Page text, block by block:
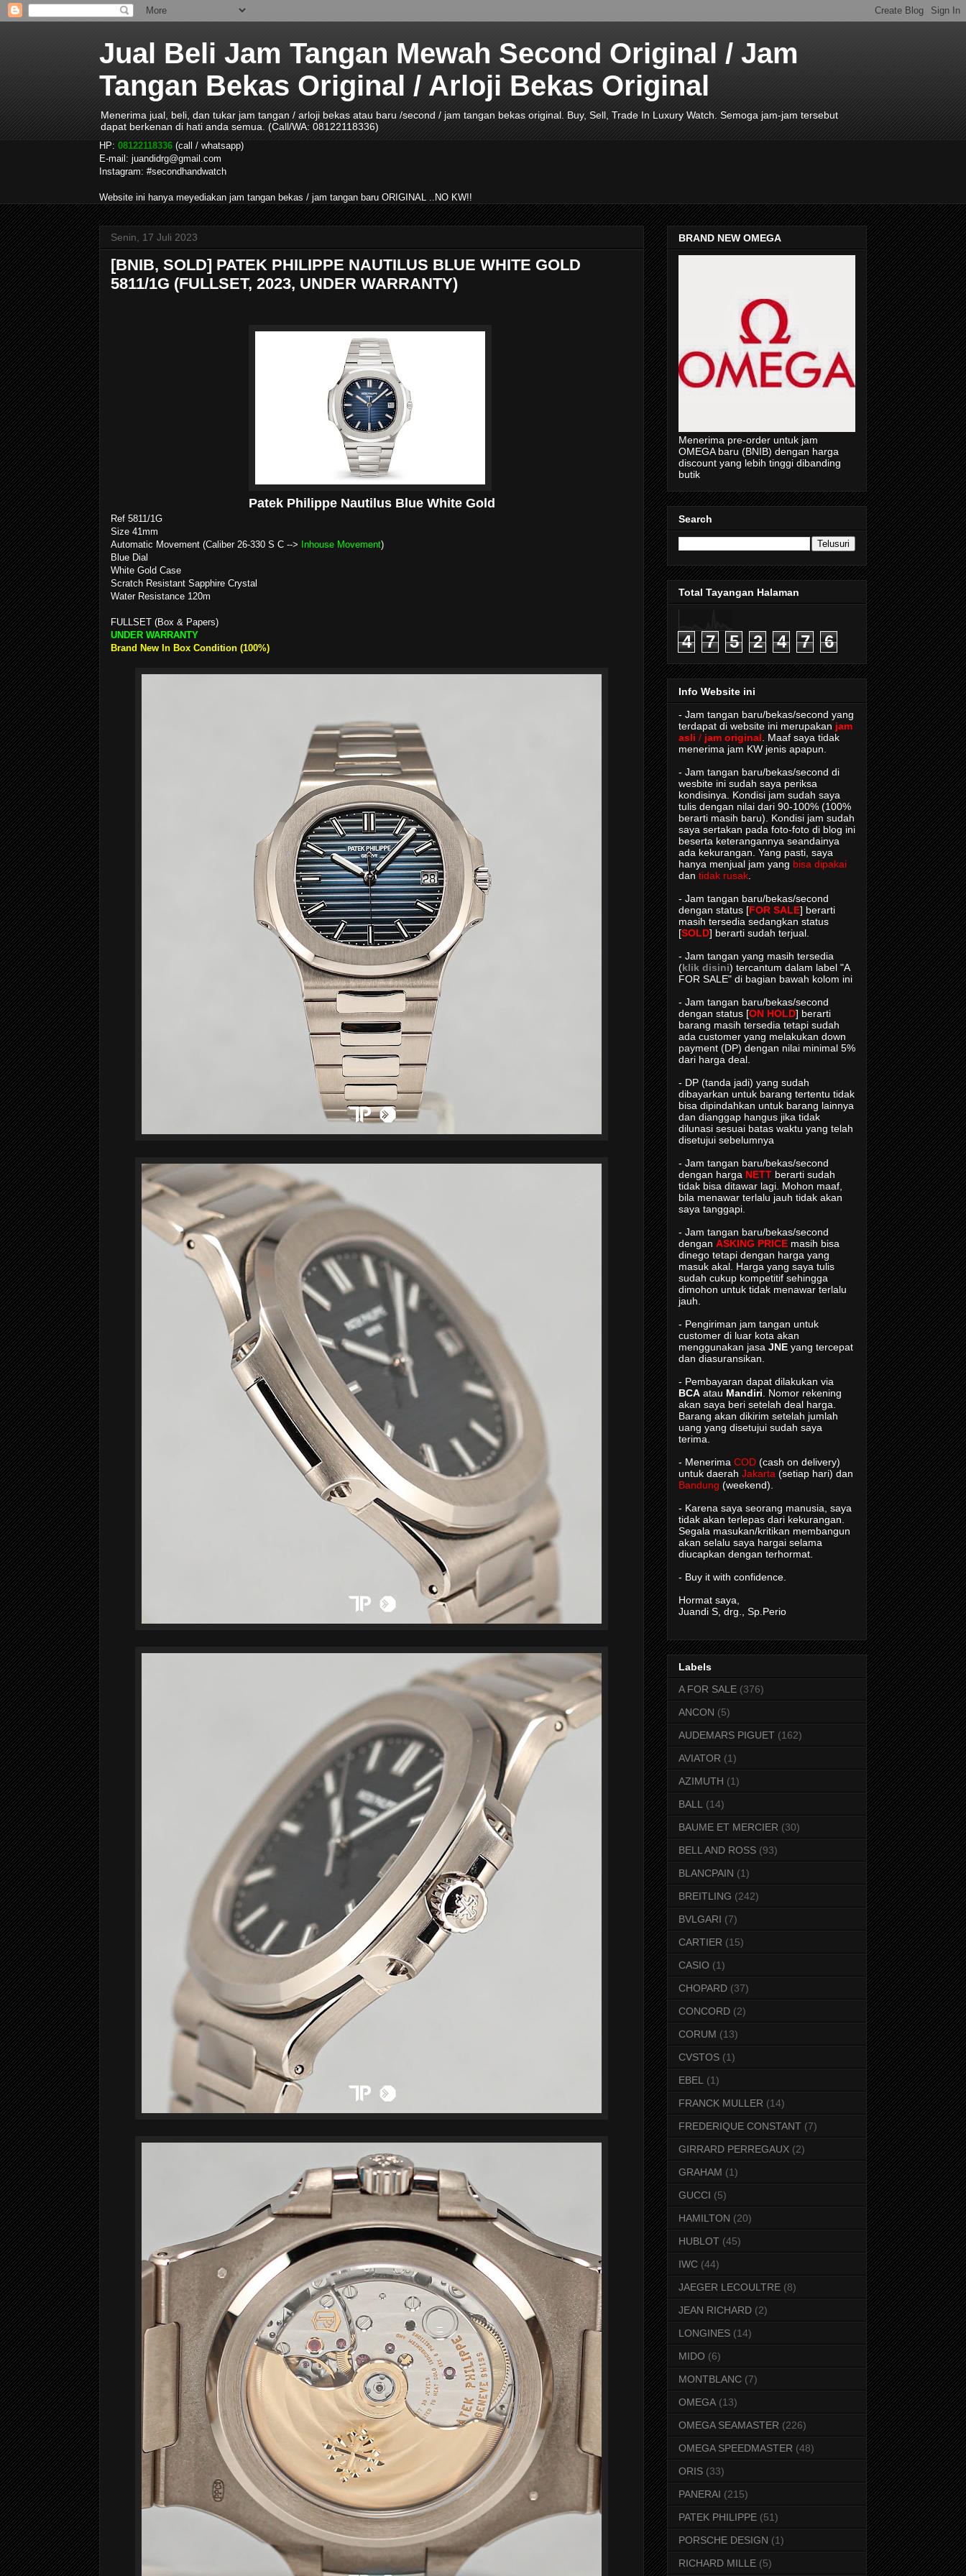
Jual Beli Jam Tangan Mewah Second Original / Jam
Tangan Bekas Original / Arloji Bekas Original
Menerima jual, beli, dan tukar jam tangan / arloji bekas atau baru /second / jam tangan bekas original. Buy, Sell, Trade In Luxury Watch. Semoga jam-jam tersebut
dapat berkenan di hati anda semua. (Call/WA: 08122118336)
HP: 08122118336 (call / whatsapp)
E-mail: juandidrg@gmail.com
Instagram: #secondhandwatch
Website ini hanya meyediakan jam tangan bekas / jam tangan baru ORIGINAL ..NO KW!!
Senin, 17 Juli 2023
[BNIB, SOLD] PATEK PHILIPPE NAUTILUS BLUE WHITE GOLD
5811/1G (FULLSET, 2023, UNDER WARRANTY)
Patek Philippe Nautilus Blue White Gold
Ref 5811/1G
Size 41mm
Automatic Movement (Caliber 26‑330 S C --> Inhouse Movement)
Blue Dial
White Gold Case
Scratch Resistant Sapphire Crystal
Water Resistance 120m
FULLSET (Box & Papers)
UNDER WARRANTY
Brand New In Box Condition (100%)
BRAND NEW OMEGA
Menerima pre-order untuk jam
OMEGA baru (BNIB) dengan harga
discount yang lebih tinggi dibanding
butik
Search
Total Tayangan Halaman
4 7 5 2 4 7 6
Info Website ini
- Jam tangan baru/bekas/second yang
terdapat di website ini merupakan jam
asli / jam original . Maaf saya tidak
menerima jam KW jenis apapun.
- Jam tangan baru/bekas/second di
wesbite ini sudah saya periksa
kondisinya. Kondisi jam sudah saya
tulis dengan nilai dari 90-100% (100%
berarti masih baru). Kondisi jam sudah
saya sertakan pada foto-foto di blog ini
beserta keterangannya seandainya
ada kekurangan. Yang pasti, saya
hanya menjual jam yang bisa dipakai
dan tidak rusak
- Jam tangan baru/bekas/second
dengan status [FOR SALE] berarti
masih tersedia sedangkan status
[SOLD] berarti sudah terjual.
- Jam tangan yang masih tersedia
(klik disini) tercantum dalam label "A
FOR SALE" di bagian bawah kolom ini
- Jam tangan baru/bekas/second
dengan status [ON HOLD] berarti
barang masih tersedia tetapi sudah
ada customer yang melakukan down
payment (DP) dengan nilai minimal 5%
dari harga deal.
- DP (tanda jadi) yang sudah
dibayarkan untuk barang tertentu tidak
bisa dipindahkan untuk barang lainnya
dan dianggap hangus jika tidak
dilunasi sesuai batas waktu yang telah
disetujui sebelumnya
- Jam tangan baru/bekas/second
dengan harga NETT berarti sudah
tidak bisa ditawar lagi. Mohon maaf,
bila menawar terlalu jauh tidak akan
saya tanggapi.
- Jam tangan baru/bekas/second
dengan ASKING PRICE masih bisa
dinego tetapi dengan harga yang
masuk akal. Harga yang saya tulis
sudah cukup kompetitif sehingga
dimohon untuk tidak menawar terlalu
jauh.
- Pengiriman jam tangan untuk
customer di luar kota akan
menggunakan jasa JNE yang tercepat
dan diasuransikan.
- Pembayaran dapat dilakukan via
BCA atau Mandiri . Nomor rekening
akan saya beri setelah deal harga.
Barang akan dikirim setelah jumlah
uang yang disetujui sudah saya
terima.
- Menerima COD (cash on delivery)
untuk daerah Jakarta (setiap hari) dan
Bandung (weekend).
- Karena saya seorang manusia, saya
tidak akan terlepas dari kekurangan.
Segala masukan/kritikan membangun
akan selalu saya hargai selama
diucapkan dengan terhormat.
- Buy it with confidence.
Hormat saya,
Juandi S, drg., Sp.Perio
Labels
A FOR SALE (376)
ANCON (5)
AUDEMARS PIGUET (162)
AVIATOR (1)
AZIMUTH (1)
BALL
(14)
BAUME ET MERCIER (30)
BELL AND ROSS (93)
BLANCPAIN (1)
BREITLING (242)
BVLGARI (7)
CARTIER (15)
CASIO (1)
CHOPARD (37)
CONCORD (2)
CORUM (13)
CVSTOS (1)
EBEL
(1)
FRANCK MULLER (14)
FREDERIQUE CONSTANT (7)
GIRRARD PERREGAUX (2)
GRAHAM (1)
GUCCI (5)
HAMILTON (20)
HUBLOT (45)
IWC (44)
JAEGER LECOULTRE (8)
JEAN RICHARD (2)
LONGINES (14)
MIDO (6)
MONTBLANC (7)
OMEGA (13)
OMEGA SEAMASTER (226)
OMEGA SPEEDMASTER (48)
ORIS (33)
PANERAI (215)
PATEK PHILIPPE (51)
PORSCHE DESIGN (1)
RICHARD MILLE (5)